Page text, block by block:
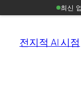
전지적 AI 시점
최신